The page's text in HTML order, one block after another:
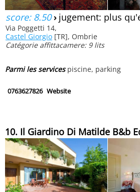
score: 8.50› jugement: plus
Via Poggetti 14,
Castel Giorgio [TR], Ombrie
Catégorie affittacamere: 9 lits
Parmi les servicespiscine, parking
0763627826 Website
10. Il Giardino Di Matilde B&b